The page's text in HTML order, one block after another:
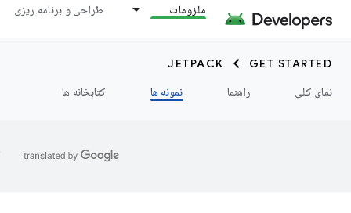
ملزومات طراحی و برنامه ریزی
GET STARTED
JETPACK
نمای کلی
راهنما نمونه ها کتابخانه ها